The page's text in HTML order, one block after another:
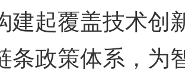
建起覆盖技术创
条政策体系，为